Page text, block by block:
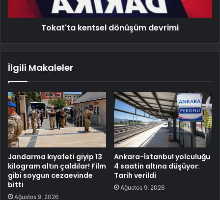
Tokat'ta kentsel dönüşüm devrimi
İlgili Makaleler
Jandarma kıyafeti giyip 13
kilogram altın çaldılar! Film
gibi soygun cezaevinde
bitti
Ağustos 9, 2026
Ankara-İstanbul yolculuğu
4 saatin altına düşüyor:
Tarih verildi
Ağustos 9, 2026